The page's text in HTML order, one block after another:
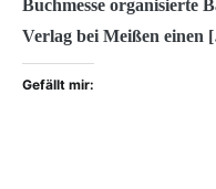
Buchmesse organisierte
Verlag bei Meißen einen
Gefällt mir: